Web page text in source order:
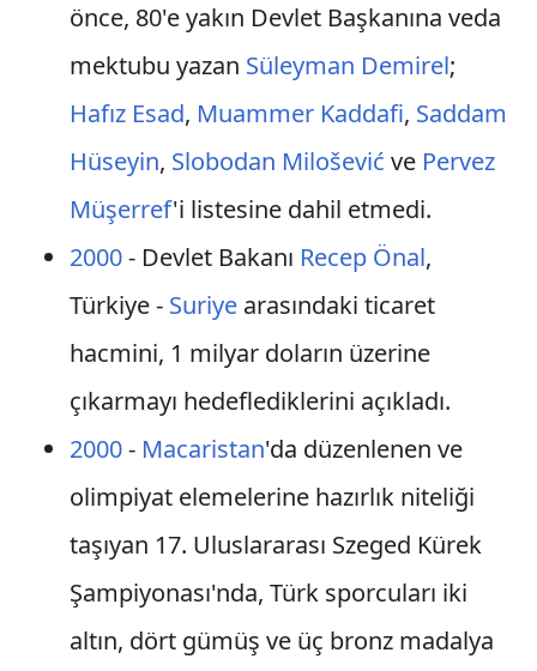
önce, 80'e yakın Devlet Başkanına veda
mektubu yazan Süleyman Demirel;
Hafız Esad, Muammer Kaddafi, Saddam
Hüseyin, Slobodan Milošević ve Pervez
Müşerref'i listesine dahil etmedi.
2000- Devlet Bakanı Recep Önal,
Türkiye - Suriyearasındaki ticaret
hacmini, 1 milyar doların üzerine
çıkarmayı hedeflediklerini açıkladı.
2000- Macaristan'da düzenlenen ve
olimpiyat elemelerine hazırlık niteliği
taşıyan 17. Uluslararası Szeged Kürek
Şampiyonası'nda, Türk sporcuları iki
altın, dört gümüş ve üç bronz madalya